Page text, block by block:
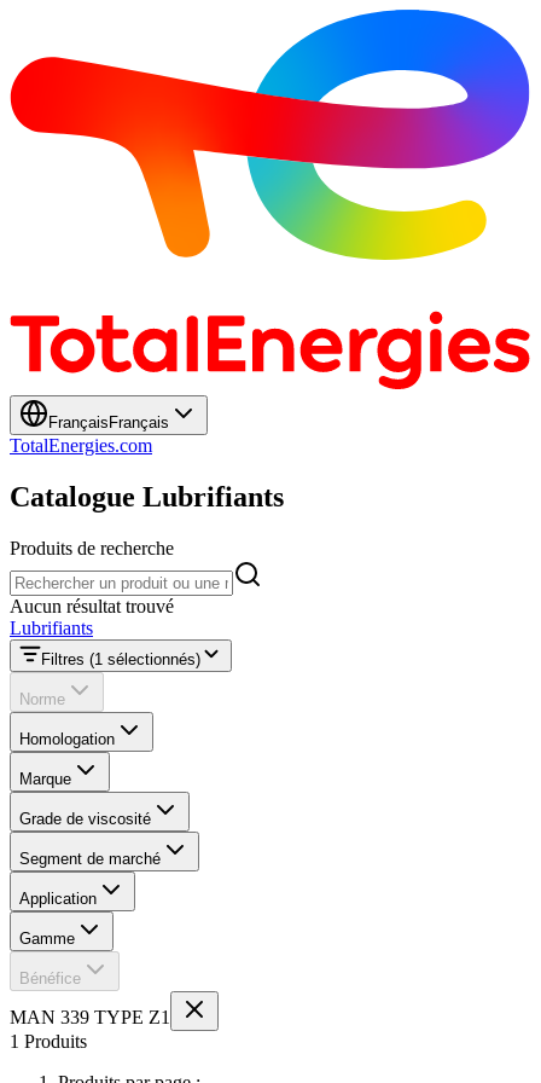
Français Français
TotalEnergies.com
Catalogue Lubrifiants
Produits de recherche
Produits de recherche
Aucun résultat trouvé
Lubrifiants
Filtres (1 sélectionnés)
Norme
Homologation
Marque
Grade de viscosité
Segment de marché
Application
Gamme
Bénéfice
MAN 339 TYPE Z1
1 Produits